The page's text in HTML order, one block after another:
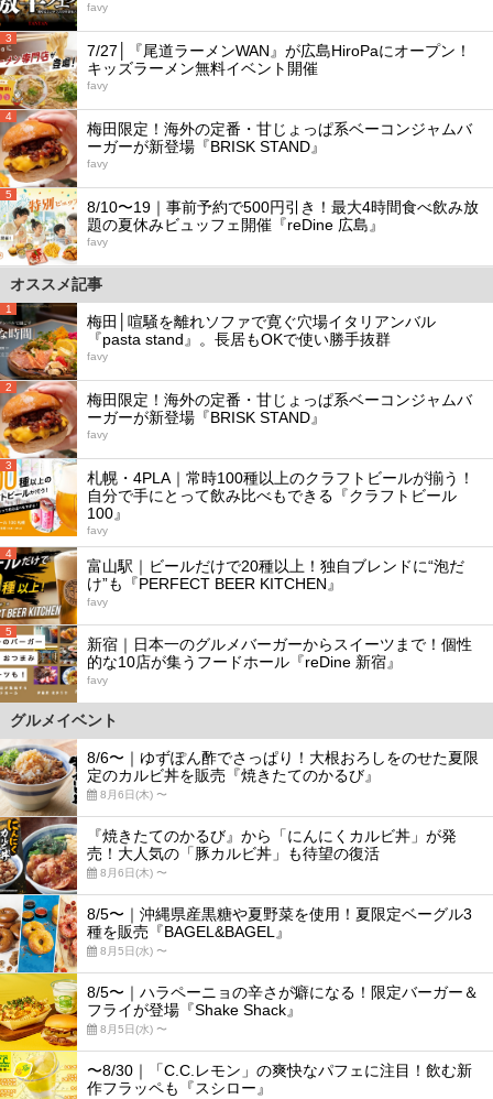
favy
3
7/27│『尾道ラーメンWAN』が広島HiroPaにオープン！
キッズラーメン無料イベント開催
favy
4
梅田限定！海外の定番・甘じょっぱ系ベーコンジャムバ
ーガーが新登場『BRISK STAND』
favy
5
8/10〜19｜事前予約で500円引き！最大4時間食べ飲み放
題の夏休みビュッフェ開催『reDine 広島』
favy
オススメ記事
1
梅田│喧騒を離れソファで寛ぐ穴場イタリアンバル
『pasta stand』。長居もOKで使い勝手抜群
favy
2
梅田限定！海外の定番・甘じょっぱ系ベーコンジャムバ
ーガーが新登場『BRISK STAND』
favy
3
札幌・4PLA｜常時100種以上のクラフトビールが揃う！
自分で手にとって飲み比べもできる『クラフトビール
100』
favy
4
富山駅｜ビールだけで20種以上！独自ブレンドに“泡だ
け”も『PERFECT BEER KITCHEN』
favy
5
新宿｜日本一のグルメバーガーからスイーツまで！個性
的な10店が集うフードホール『reDine 新宿』
favy
グルメイベント
8/6〜｜ゆずぽん酢でさっぱり！大根おろしをのせた夏限
定のカルビ丼を販売『焼きたてのかるび』
8月6日(木) 〜
『焼きたてのかるび』から「にんにくカルビ丼」が発
売！大人気の「豚カルビ丼」も待望の復活
8月6日(木) 〜
8/5〜｜沖縄県産黒糖や夏野菜を使用！夏限定ベーグル3
種を販売『BAGEL&BAGEL』
8月5日(水) 〜
8/5〜｜ハラペーニョの辛さが癖になる！限定バーガー＆
フライが登場『Shake Shack』
8月5日(水) 〜
〜8/30｜「C.C.レモン」の爽快なパフェに注目！飲む新
作フラッペも『スシロー』